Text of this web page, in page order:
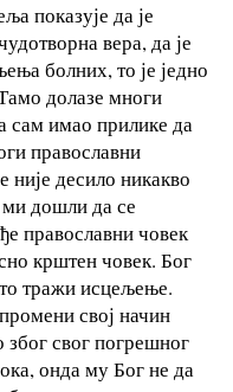
показује да је
вера, да је
болних, то је једно
долазе многи
сам имао прилике да
православни
десило никакво
дошли да се
православни човек
крштен човек. Бог
тражи исцељење.
свој начин
због свог погрешног
онда му Бог не да